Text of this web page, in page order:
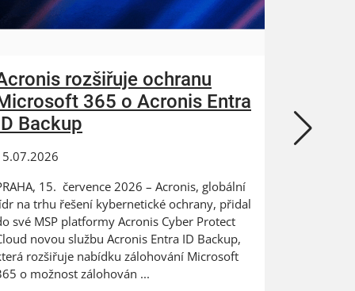
rozšiřuje ochranu
365 o Acronis Entra
Backup
15. července 2026 – Acronis, globální
na trhu řešení kybernetické ochrany, přidal
své MSP platformy Acronis Cyber Protect
novou službu Acronis Entra ID Backup,
rozšiřuje nabídku zálohování Microsoft
o možnost zálohován ...